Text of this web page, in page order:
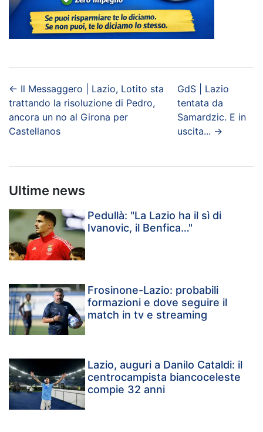
← Il Messaggero | Lazio, Lotito sta
trattando la risoluzione di Pedro,
ancora un no al Girona per
Castellanos
GdS | Lazio
tentata da
Samardzic. E in
uscita... →
Ultime news
Pedullà: "La Lazio ha il sì di
Ivanovic, il Benfica…"
Frosinone-Lazio: probabili
formazioni e dove seguire il
match in tv e streaming
Lazio, auguri a Danilo Cataldi: il
centrocampista biancoceleste
compie 32 anni